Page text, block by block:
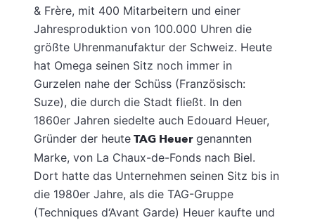
& Frère, mit 400 Mitarbeitern und einer
Jahresproduktion von 100.000 Uhren die
größte Uhrenmanufaktur der Schweiz. Heute
hat Omega seinen Sitz noch immer in
Gurzelen nahe der Schüss (Französisch:
Suze), die durch die Stadt fließt. In den
1860er Jahren siedelte auch Edouard Heuer,
Gründer der heute TAG Heuergenannten
Marke, von La Chaux-de-Fonds nach Biel.
Dort hatte das Unternehmen seinen Sitz bis in
die 1980er Jahre, als die TAG-Gruppe
(Techniques d‘Avant Garde) Heuer kaufte und